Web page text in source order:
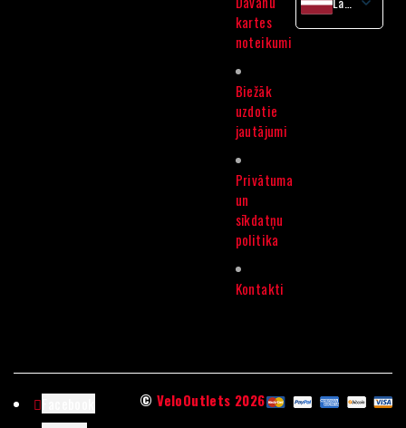
kartes
noteikumi
Biežāk
uzdotie
jautājumi
Privātuma
un
sīkdatņu
politika
Kontakti
English
©VeloOutlets 2026